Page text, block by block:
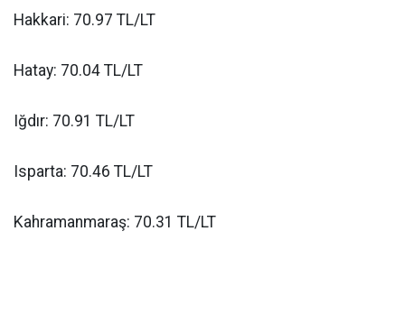
Hakkari: 70.97 TL/LT
Hatay: 70.04 TL/LT
Iğdır: 70.91 TL/LT
Isparta: 70.46 TL/LT
Kahramanmaraş: 70.31 TL/LT